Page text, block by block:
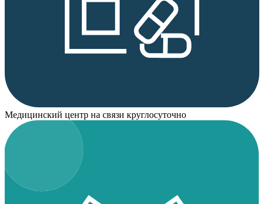
Медицинский центр на связи круглосуточно